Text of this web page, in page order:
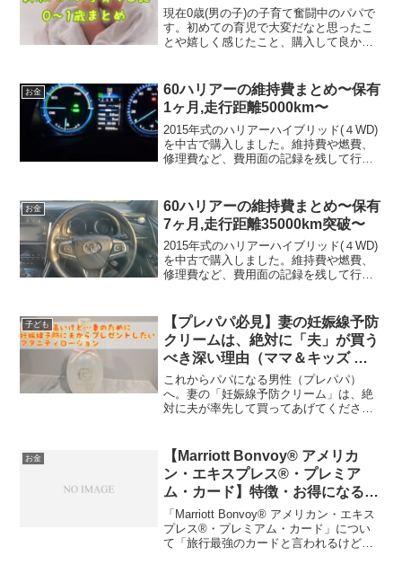
現在0歳(男の子)の子育て奮闘中のパパで
す。初めての育児で大変だなと思ったこ
とや嬉しく感じたこと、購入して良かっ
る人や同時期に子育てを頑張っている人
にとって共感できる内...
お金
60ハリアーの維持費まとめ〜保有
1ヶ月,走行距離5000km〜
2015年式のハリアーハイブリッド(４WD)
を中古で購入しました。維持費や燃費、
修理費など、費用面の記録を残して行き
でまとめています。購入額は約250万円グ
レードは...
お金
60ハリアーの維持費まとめ〜保有
7ヶ月,走行距離35000km突破〜
2015年式のハリアーハイブリッド(４WD)
を中古で購入しました。維持費や燃費、
修理費など、費用面の記録を残して行き
でまとめています。購入額は約250万円グ
レードは...
子ども
【プレパパ必見】妻の妊娠線予防
クリームは、絶対に「夫」が買う
べき深い理由（ママ＆キッズ レ
ビュー）
これからパパになる男性（プレパパ）
へ。妻の「妊娠線予防クリーム」は、絶
対に夫が率先して買ってあげてくださ
とともに、なぜ夫が「少し高い良いも
の」を買うべきなのか、後悔しないため
の深い理由を男目線で解説します。
お金
【Marriott Bonvoy® アメリカ
ン・エキスプレス®・プレミア
ム・カード】特徴・お得になる
人・おすすめできる人
「Marriott Bonvoy® アメリカン・エキス
プレス®・プレミアム・カード」につい
て「旅行最強のカードと言われるけどな